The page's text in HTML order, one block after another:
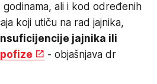
ali i kod određenih
koji utiču na rad jajnika,
jajnika ili
- objašnjava dr